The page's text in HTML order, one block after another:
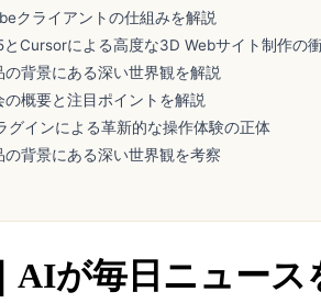
クライアントの仕組みを解説
Cursorによる高度な3D Webサイト制作の
背景にある深い世界観を解説
概要と注目ポイントを解説
インによる革新的な操作体験の正体
背景にある深い世界観を考察
AIが毎日ニュー